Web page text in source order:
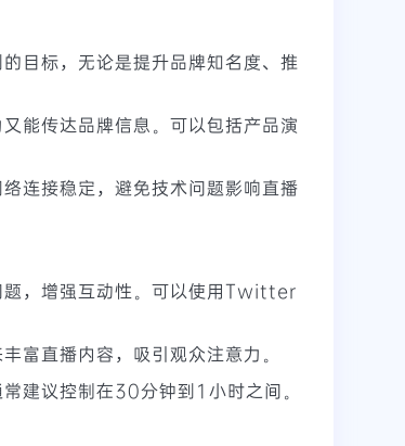
目标，无论是提升品牌知名度、推
能传达品牌信息。可以包括产品演
连接稳定，避免技术问题影响直播
题，增强互动性。可以使用Twitter
富直播内容，吸引观众注意力。
建议控制在30分钟到1小时之间。